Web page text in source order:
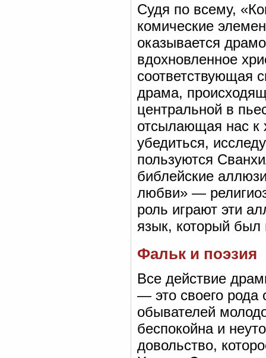
Судя по всему,
комические
оказывается
вдохновленное
соответствующая
драма,
центральной в
отсылающая нас к
убедиться,
пользуются
библейские
любви» —
роль играют эти
язык, который был
Фальк и поэзия
Все действие
— это своего рода
обывателей
беспокойна и
довольство,